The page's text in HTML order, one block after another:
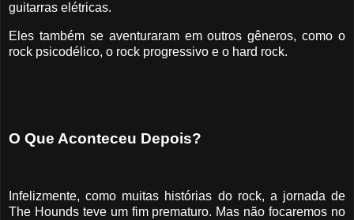
guitarras elétricas.
Eles também se aventuraram em outros gêneros, como o
rock psicodélico, o rock progressivo e o hard rock.
O Que Aconteceu Depois?
Infelizmente, como muitas histórias do rock, a jornada de
The Hounds teve um fim prematuro. Mas não focaremos no